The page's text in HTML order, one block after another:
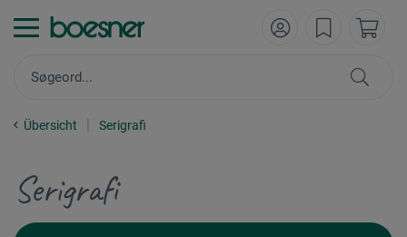
Übersicht Serigrafi
Serigrafi